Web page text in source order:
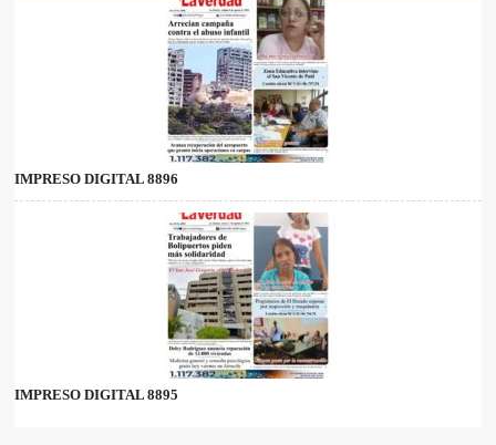
IMPRESO DIGITAL 8896
IMPRESO DIGITAL 8895